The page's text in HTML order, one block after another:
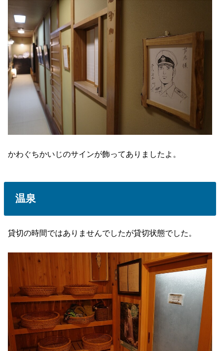
かわぐちかいじのサインが飾ってありましたよ。
温泉
貸切の時間ではありませんでしたが貸切状態でした。